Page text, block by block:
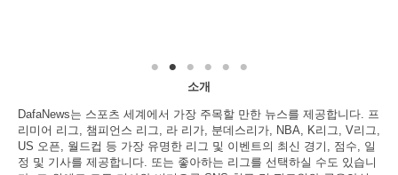
소개
DafaNews는 스포츠 세계에서 가장 주목할 만한 뉴스를 제공합니다. 프
리미어 리그, 챔피언스 리그, 라 리가, 분데스리가, NBA, K리그, V리그,
US 오픈, 월드컵 등 가장 유명한 리그 및 이벤트의 최신 경기, 점수, 일
정 및 기사를 제공합니다. 또는 좋아하는 리그를 선택하실 수도 있습니